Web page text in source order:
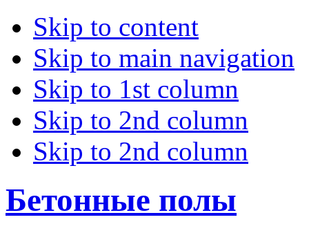
Skip to content
Skip to main navigation
Skip to 1st column
Skip to 2nd column
Skip to 2nd column
Бетонные полы